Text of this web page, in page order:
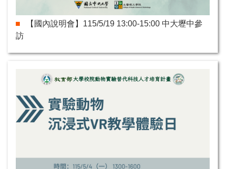
【國內說明會】115/5/19 13:00-15:00 中大壢中參
訪